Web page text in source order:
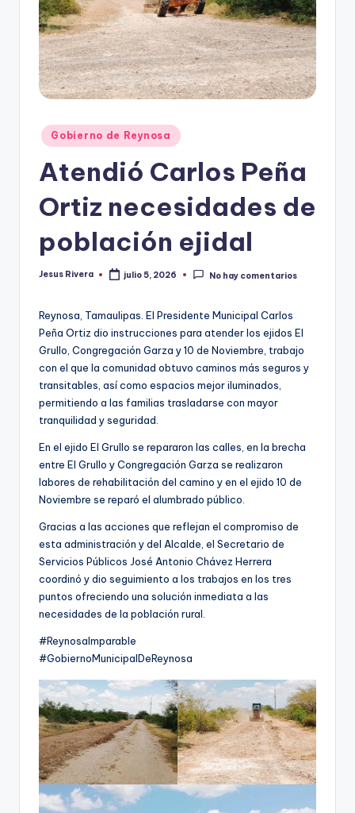
Publicado
en
Gobierno de Reynosa
Atendió Carlos Peña
Ortiz necesidades de
población ejidal
Publicado
Jesus Rivera julio 5, 2026 No hay comentarios
Reynosa, Tamaulipas. El Presidente Municipal Carlos
Peña Ortiz dio instrucciones para atender los ejidos El
Grullo, Congregación Garza y 10 de Noviembre, trabajo
con el que la comunidad obtuvo caminos más seguros y
transitables, así como espacios mejor iluminados,
permitiendo a las familias trasladarse con mayor
tranquilidad y seguridad.
En el ejido El Grullo se repararon las calles, en la brecha
entre El Grullo y Congregación Garza se realizaron
labores de rehabilitación del camino y en el ejido 10 de
Noviembre se reparó el alumbrado público.
Gracias a las acciones que reflejan el compromiso de
esta administración y del Alcalde, el Secretario de
Servicios Públicos José Antonio Chávez Herrera
coordinó y dio seguimiento a los trabajos en los tres
puntos ofreciendo una solución inmediata a las
necesidades de la población rural.
#ReynosaImparable
#GobiernoMunicipalDeReynosa